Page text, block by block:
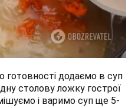
готовності додаємо в суп
столову ложку гострої
і варимо суп ще 5-